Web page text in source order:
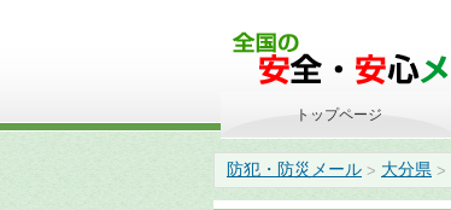
防犯・防災メール > 大分県 >
トップページ